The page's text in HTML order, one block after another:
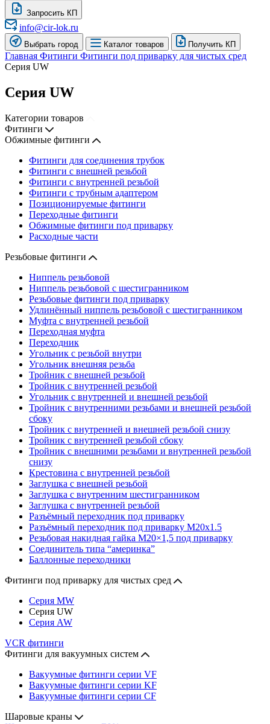
Запросить КП
info@cir-lok.ru
Выбрать город Каталог товаров Получить КП
Главная Фитинги Фитинги под приварку для чистых сред
Серия UW
Серия UW
Категории товаров
Фитинги
Обжимные фитинги
Фитинги для соединения трубок
Фитинги с внешней резьбой
Фитинги с внутренней резьбой
Фитинги с трубным адаптером
Позиционируемые фитинги
Переходные фитинги
Обжимные фитинги под приварку
Расходные части
Резьбовые фитинги
Ниппель резьбовой
Ниппель резьбовой с шестигранником
Резьбовые фитинги под приварку
Удлинённый ниппель резьбовой с шестигранником
Муфта с внутренней резьбой
Переходная муфта
Переходник
Угольник с резьбой внутри
Угольник внешняя резьба
Тройник с внешней резьбой
Тройник с внутренней резьбой
Угольник с внутренней и внешней резьбой
Тройник с внутренними резьбами и внешней резьбой
сбоку
Тройник с внутренней и внешней резьбой снизу
Тройник с внутренней резьбой сбоку
Тройник с внешними резьбами и внутренней резьбой
снизу
Крестовина с внутренней резьбой
Заглушка с внешней резьбой
Заглушка с внутренним шестигранником
Заглушка с внутренней резьбой
Разъёмный переходник под приварку
Разъёмный переходник под приварку М20х1.5
Резьбовая накидная гайка M20×1,5 под приварку
Соединитель типа “америнка”
Баллонные переходники
Фитинги под приварку для чистых сред
Серия MW
Серия UW
Серия AW
VCR фитинги
Фитинги для вакуумных систем
Вакуумные фитинги серии VF
Вакуумные фитинги серии KF
Вакуумные фитинги серии CF
Шаровые краны